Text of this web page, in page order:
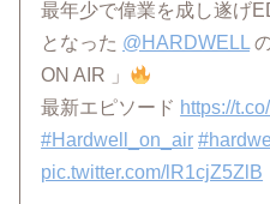
最年少で偉業を成し遂げ
となった @HARDWELL
ON AIR 」
最新エピソード https://
#Hardwell_on_air
pic.twitter.com/lR1cjZ5ZlB